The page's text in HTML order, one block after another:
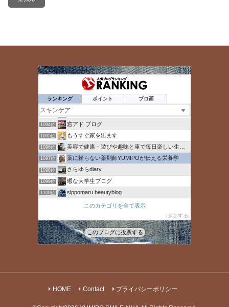
ランキング ポイント ブロ画
全身の疲れも取れる小顔コルギ専門サロン ゆめこるぎ
La boutique Bijoux
1092位 Myレビュー ブログ
1093位 ポンポンブログ
1094位 窓アド ブログ
1095位 もうすぐ家を出ます
1096位 美容で健康・遊びや趣味と車で毎日楽しい生活サイト
1097位 薬に頼らない薬剤師YUMIPOが伝える栄養学
1098位 さらゆらdiary
1099位 暇な大学生ブログ
1100位 sippomaru beautyblog
健康促進.com
1103位 しらゆき日記
1104位 miyamixxの戦略的井戸端会議
このカテゴリを全て表示
参加する
このブログに投票する
HOME Contact プライバシーポリシー